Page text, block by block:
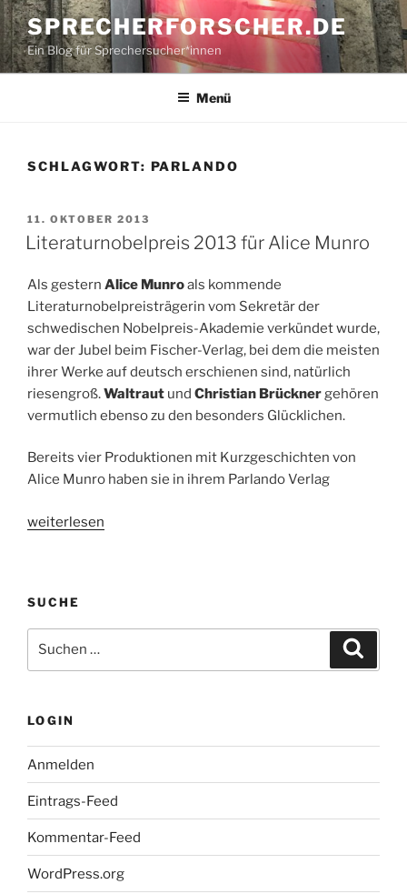
Zum
Inhalt
springen
SPRECHERFORSCHER.DE
Ein Blog für Sprechersucher*innen
Menü
SCHLAGWORT: PARLANDO
VERÖFFENTLICHT
AM
11. OKTOBER 2013
Literaturnobelpreis 2013 für Alice Munro
Als gestern Alice Munroals kommende
Literaturnobelpreisträgerin vom Sekretär der
schwedischen Nobelpreis-Akademie verkündet wurde,
war der Jubel beim Fischer-Verlag, bei dem die meisten
ihrer Werke auf deutsch erschienen sind, natürlich
riesengroß.Waltraut und Christian Brücknergehören
vermutlich ebenso zu den besonders Glücklichen.
Bereits vier Produktionen mit Kurzgeschichten von
Alice Munro haben sie in ihrem Parlando Verlag
„Literaturnobelpreis
Munro“
weiterlesen
SUCHE
nach:
LOGIN
Anmelden
Eintrags-Feed
Kommentar-Feed
WordPress.org